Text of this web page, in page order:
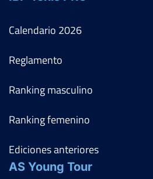
Calendario 2026
Reglamento
Ranking masculino
Ranking femenino
Ediciones anteriores
AS Young Tour